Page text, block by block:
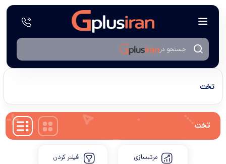
جستجو در
تخت
تخت
مرتبسازی فیلتر کردن